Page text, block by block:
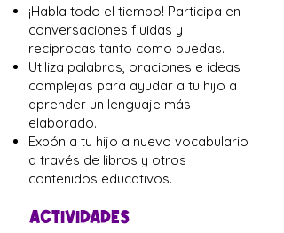
¡Habla todo el tiempo! Participa en
conversaciones fluidas y
recíprocas tanto como puedas.
Utiliza palabras, oraciones e ideas
complejas para ayudar a tu hijo a
aprender un lenguaje más
elaborado.
Expón a tu hijo a nuevo vocabulario
a través de libros y otros
contenidos educativos.
ACTIVIDADES